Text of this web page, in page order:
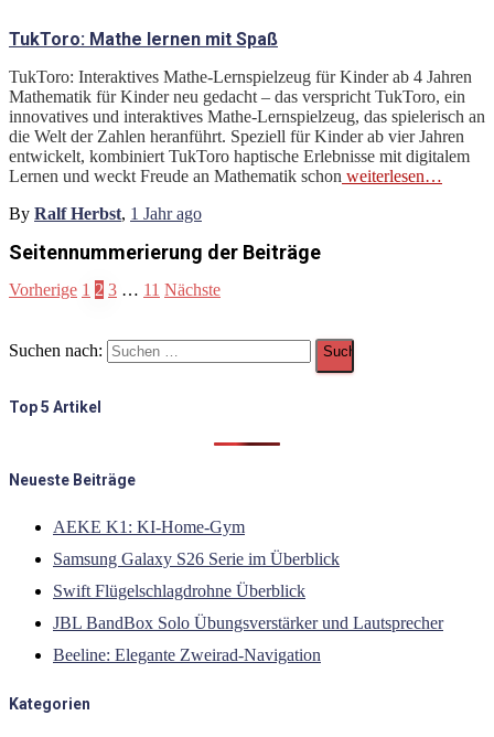
TukToro: Mathe lernen mit Spaß
TukToro: Interaktives Mathe-Lernspielzeug für Kinder ab 4 Jahren
Mathematik für Kinder neu gedacht – das verspricht TukToro, ein
innovatives und interaktives Mathe-Lernspielzeug, das spielerisch an
die Welt der Zahlen heranführt. Speziell für Kinder ab vier Jahren
entwickelt, kombiniert TukToro haptische Erlebnisse mit digitalem
Lernen und weckt Freude an Mathematik schon weiterlesen…
By Ralf Herbst, 1 Jahrago
Seitennummerierung der Beiträge
Vorherige 1 2 3 … 11 Nächste
Suchen nach:
Top 5 Artikel
Neueste Beiträge
AEKE K1: KI-Home-Gym
Samsung Galaxy S26 Serie im Überblick
Swift Flügelschlagdrohne Überblick
JBL BandBox Solo Übungsverstärker und Lautsprecher
Beeline: Elegante Zweirad-Navigation
Kategorien